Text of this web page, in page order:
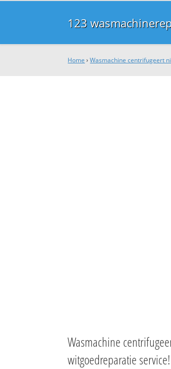
123
Home ›Wasmachine centrifugeert
Wasmachine
witgoedreparatie service!